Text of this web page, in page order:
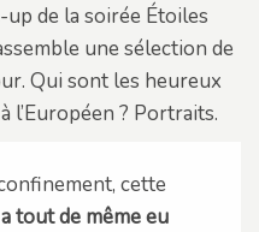
up de la soirée Étoiles
une sélection de
Qui sont les heureux
? Portraits.
cette
tout de même eu